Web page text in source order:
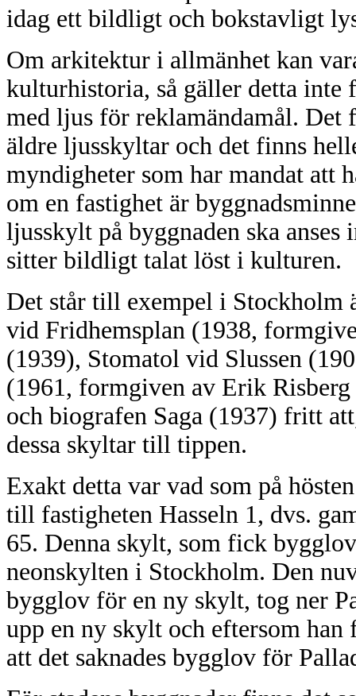
idag ett bildligt och bokstavligt
Om arkitektur i allmänhet kan
kulturhistoria, så gäller detta inte
med ljus för reklamändamål. Det
äldre ljusskyltar och det finns
myndigheter som har mandat att
om en fastighet är
ljusskylt på byggnaden ska
sitter bildligt talat löst i kulturen.
Det står till exempel i Stockholm
vid Fridhemsplan (1938,
(1939), Stomatol vid Slussen
(1961, formgiven av Erik
och biografen Saga (1937) fritt
dessa skyltar till tippen.
Exakt detta var vad som på
till fastigheten Hasseln 1, dvs.
65. Denna skylt, som fick
neonskylten i Stockholm. Den
bygglov för en ny skylt, tog ner
upp en ny skylt och eftersom han
att det saknades bygglov för